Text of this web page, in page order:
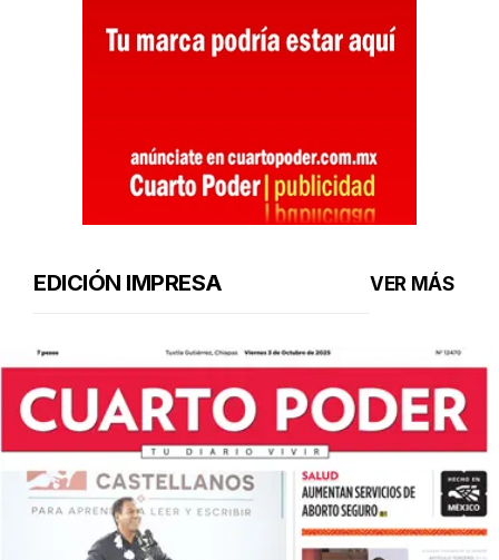
EDICIÓN IMPRESA VER MÁS